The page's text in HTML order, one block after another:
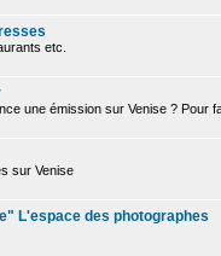
etc.
une émission sur Venise ? Pour
sur Venise
L'espace des photographes